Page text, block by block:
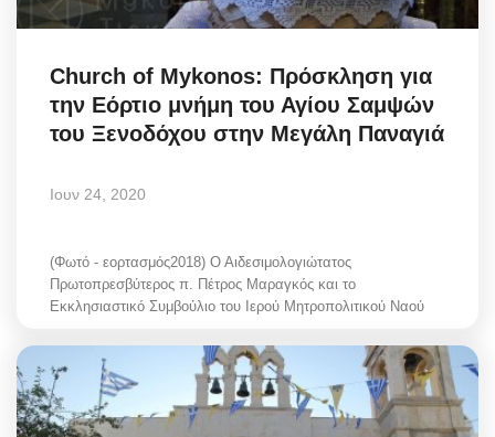
Church of Mykonos: Πρόσκληση για
την Εόρτιο μνήμη του Αγίου Σαμψών
του Ξενοδόχου στην Μεγάλη Παναγιά
Ιουν 24, 2020
(Φωτό - εορτασμός2018) Ο Αιδεσιμολογιώτατος
Πρωτοπρεσβύτερος π. Πέτρος Μαραγκός και το
Εκκλησιαστικό Συμβούλιο του Ιερού Μητροπολιτικού Ναού